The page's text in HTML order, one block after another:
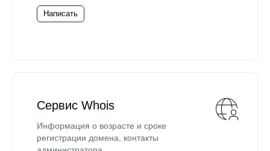
Написать
Сервис Whois
Информация о возрасте и сроке
регистрации домена, контакты